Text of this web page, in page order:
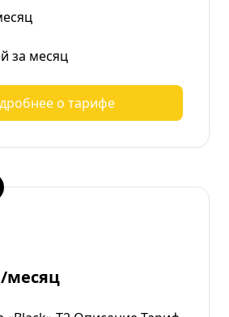
за месяц
о тарифе
/месяц